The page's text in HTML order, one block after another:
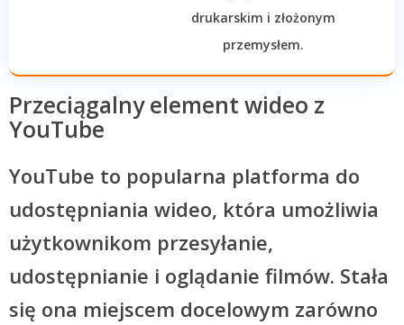
drukarskim i złożonym
przemysłem.
Przeciągalny element wideo z
YouTube
YouTube to popularna platforma do
udostępniania wideo, która umożliwia
użytkownikom przesyłanie,
udostępnianie i oglądanie filmów. Stała
się ona miejscem docelowym zarówno